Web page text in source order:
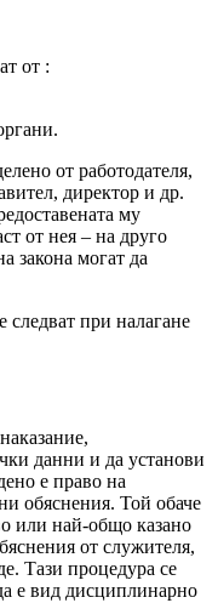
от :
от работодателя,
директор и др.
му
от нея – на друго
закона могат да
при налагане
данни и да установи
е право на
обяснения. Той обаче
или най-общо казано
от служителя,
Тази процедура се
е вид дисциплинарно